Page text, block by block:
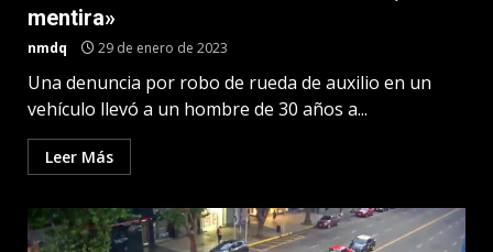
mentira»
nmdq 29 de enero de 2023
Una denuncia por robo de rueda de auxilio en un
vehículo llevó a un hombre de 30 años a...
Leer Más